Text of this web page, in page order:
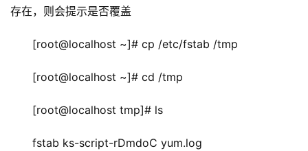
存在，则会提示是否覆盖
[root@localhost ~]# cp /etc/fstab /tmp
[root@localhost ~]# cd /tmp
[root@localhost tmp]# ls
fstab ks-script-rDmdoC yum.log